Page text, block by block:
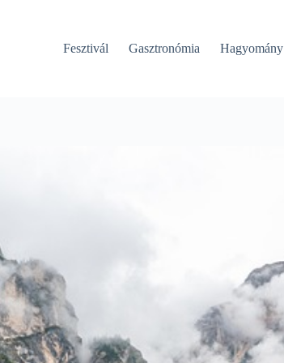
Fesztivál Gasztronómia Hagyomány